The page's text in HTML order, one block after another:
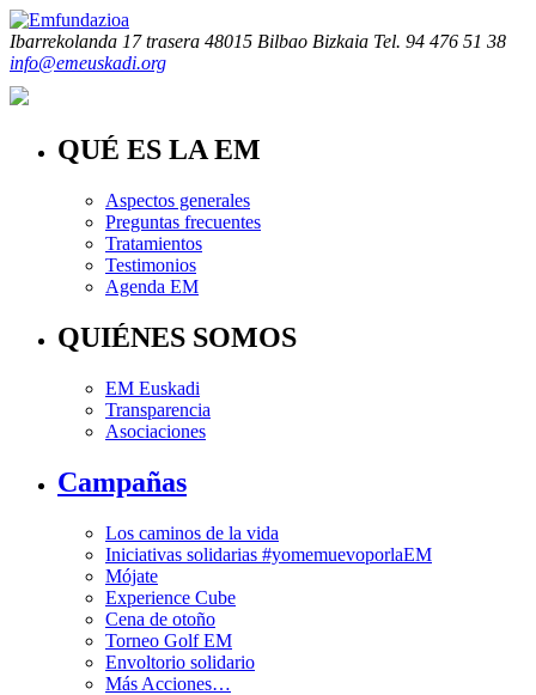
Ibarrekolanda 17 trasera 48015 Bilbao Bizkaia Tel. 94 476 51 38
info@emeuskadi.org
QUÉ ES LA EM
Aspectos generales
Preguntas frecuentes
Tratamientos
Testimonios
Agenda EM
QUIÉNES SOMOS
EM Euskadi
Transparencia
Asociaciones
Campañas
Los caminos de la vida
Iniciativas solidarias #yomemuevoporlaEM
Mójate
Experience Cube
Cena de otoño
Torneo Golf EM
Envoltorio solidario
Más Acciones…